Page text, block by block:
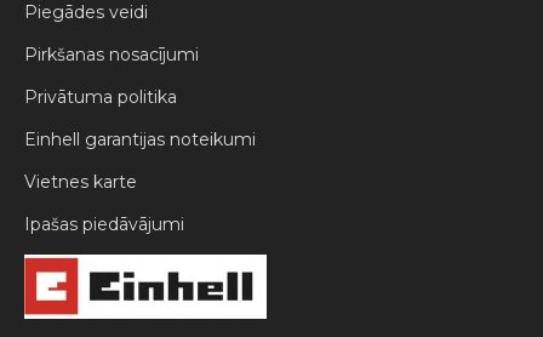
Piegādes veidi
Pirkšanas nosacījumi
Privātuma politika
Einhell garantijas noteikumi
Vietnes karte
Ipašas piedāvājumi